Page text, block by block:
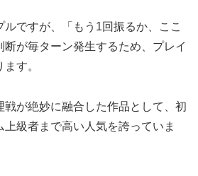
ルですが、「もう1回振るか、ここ
断が毎ターン発生するため、プレイ
す。
戦が絶妙に融合した作品として、初
級者まで高い人気を誇っていま